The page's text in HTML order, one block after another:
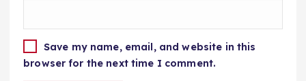
Save my name, email, and website in this
browser for the next time I comment.